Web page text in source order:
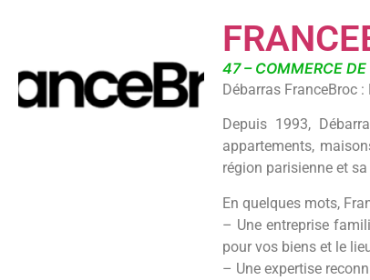
47 – COMMERCE
Débarras FranceBroc :
Depuis 1993,
appartements,
région parisienne et
En quelques mots,
– Une entreprise
pour vos biens et le
– Une expertise